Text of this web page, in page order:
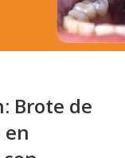
Brote de